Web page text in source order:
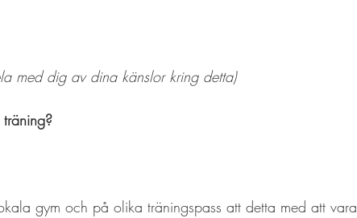
med dig av dina känslor kring detta)
gym och på olika träningspass att detta med att vara